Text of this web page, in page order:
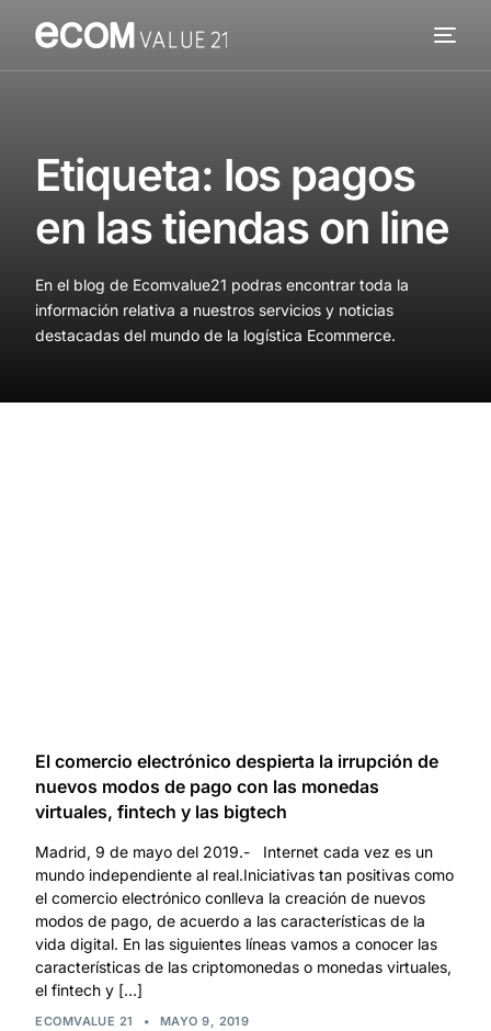
Etiqueta: los pagos
en las tiendas on line
En el blog de Ecomvalue21 podras encontrar toda la
información relativa a nuestros servicios y noticias
destacadas del mundo de la logística Ecommerce.
El comercio electrónico despierta la irrupción de
nuevos modos de pago con las monedas
virtuales, fintech y las bigtech
Madrid, 9 de mayo del 2019.- Internet cada vez es un
mundo independiente al real.Iniciativas tan positivas como
el comercio electrónico conlleva la creación de nuevos
modos de pago, de acuerdo a las características de la
vida digital. En las siguientes líneas vamos a conocer las
características de las criptomonedas o monedas virtuales,
el fintech y […]
ECOMVALUE 21 • MAYO 9, 2019
Valor añadido
Blog